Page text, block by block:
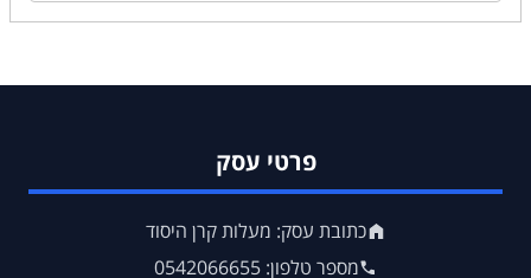
פרטי עסק
כתובת עסק: מעלות קרן היסוד
מספר טלפון: 0542066655